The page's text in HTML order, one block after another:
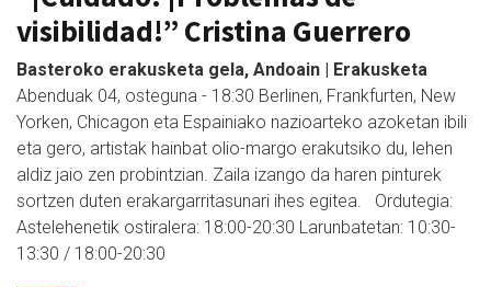
visibilidad!” Cristina Guerrero
Basteroko erakusketa gela, Andoain | Erakusketa
Abenduak 04, osteguna - 18:30 Berlinen, Frankfurten, New
Yorken, Chicagon eta Espainiako nazioarteko azoketan ibili
eta gero, artistak hainbat olio-margo erakutsiko du, lehen
aldiz jaio zen probintzian. Zaila izango da haren pinturek
sortzen duten erakargarritasunari ihes egitea. Ordutegia:
Astelehenetik ostiralera: 18:00-20:30 Larunbatetan: 10:30-
13:30 / 18:00-20:30